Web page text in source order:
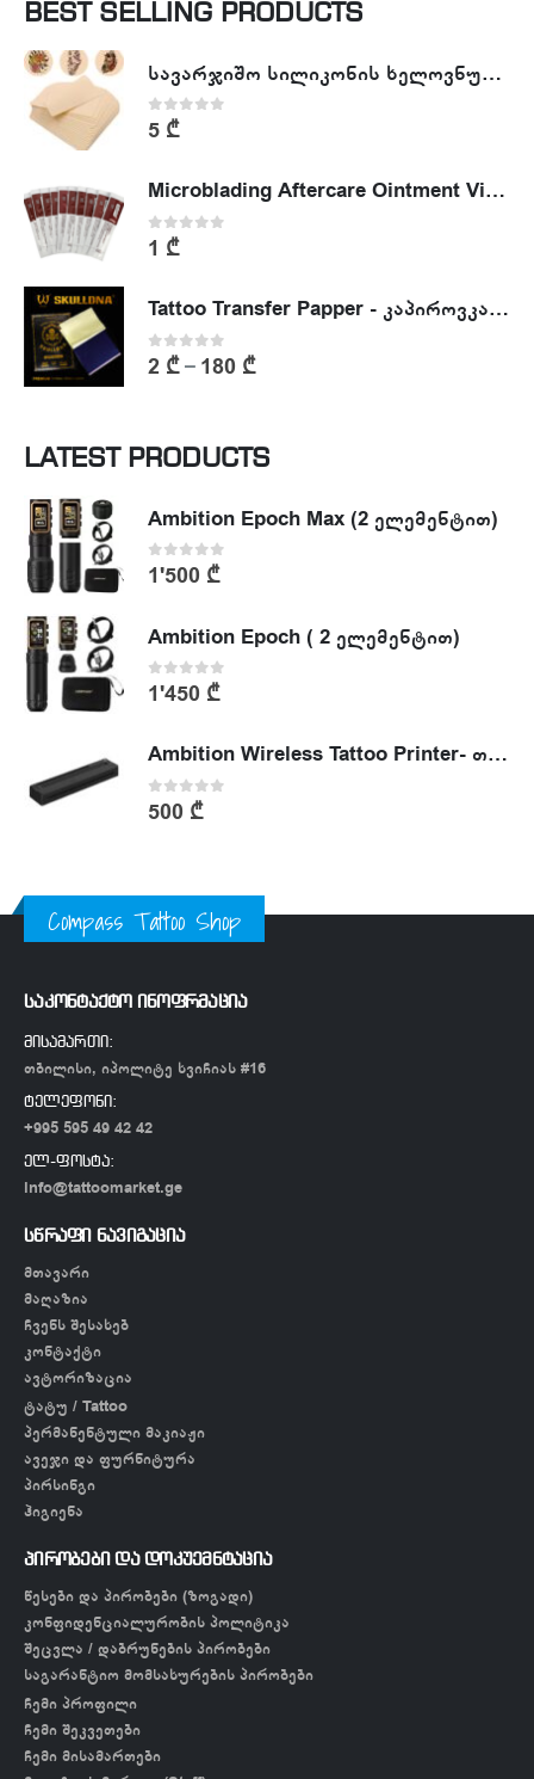
BEST SELLING PRODUCTS
სავარჯიშო სილიკონის ხელოვნური კანი - Tattoo Practike skin
0out of 5
5 ₾
Microblading Aftercare Ointment Vitamin A&D
0 out of 5
1 ₾
Tattoo Transfer Papper - კაპიროვკა - ტატუს ესკიზის კოპირების ქაღალდი
0out of 5
2 ₾– 180 ₾
LATEST PRODUCTS
Ambition Epoch Max (2 ელემენტით)
0out of 5
1'500 ₾
Ambition Epoch ( 2 ელემენტით)
0out of 5
1'450 ₾
Ambition Wireless Tattoo Printer- თერმული პრინტერი
0out of 5
500 ₾
Compass Tattoo Shop
საკონტაქტო ინოფრმაცია
მისამართი:
თბილისი, იპოლიტე ხვიჩიას #16
ტელეფონი:
+995 595 49 42 42
ელ-ფოსტა:
info@tattoomarket.ge
სწრაფი ნავიგაცია
მთავარი
მაღაზია
ჩვენს შესახებ
კონტაქტი
ავტორიზაცია
ტატუ / Tattoo
პერმანენტული მაკიაჟი
ავეჯი და ფურნიტურა
პირსინგი
ჰიგიენა
პირობები და დოკუემნტაცია
წესები და პირობები (ზოგადი)
კონფიდენციალურობის პოლიტიკა
შეცვლა / დაბრუნების პირობები
საგარანტიო მომსახურების პირობები
ჩემი პროფილი
ჩემი შეკვეთები
ჩემი მისამართები